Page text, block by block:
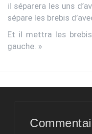
il séparera les uns
sépare les brebis
Et il mettra les
gauche. »